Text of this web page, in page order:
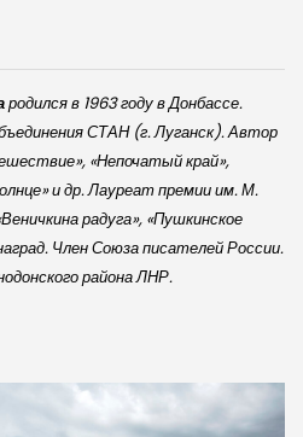
родился в 1963 году в Донбассе.
СТАН (г. Луганск). Автор
«Непочатый край»,
и др. Лауреат премии им. М.
радуга», «Пушкинское
Член Союза писателей России.
района ЛНР.